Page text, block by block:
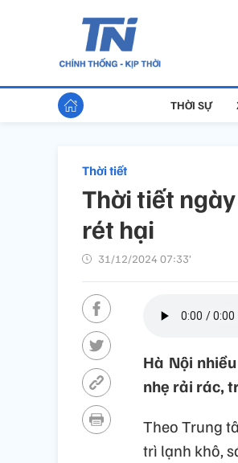
THỜI SỰ
Thời tiết
Thời tiết
rét hại
31/12/2024 07:33’
Hà Nội
nhẹ rải rác,
Theo Trung
trì lạnh khô,